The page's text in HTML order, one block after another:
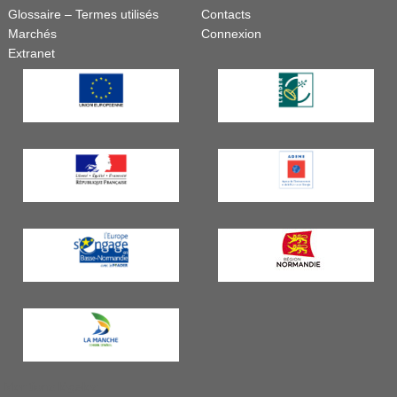
Glossaire – Termes utilisés
Contacts
Marchés
Connexion
Extranet